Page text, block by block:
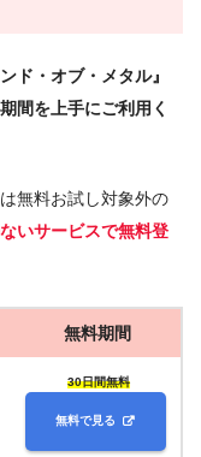
ド・オブ・メタル』
間を上手にご利用く
無料お試し対象外の
いサービスで無料登
無料期間
30日間無料
無料で見る